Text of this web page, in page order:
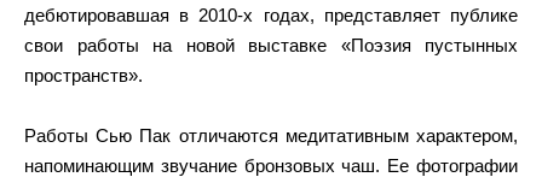
дебютировавшая в 2010-х годах, представляет публике
свои работы на новой выставке «Поэзия пустынных
пространств».
Работы Сью Пак отличаются медитативным характером,
напоминающим звучание бронзовых чаш. Ее фотографии